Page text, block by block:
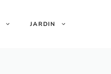
JARDIN